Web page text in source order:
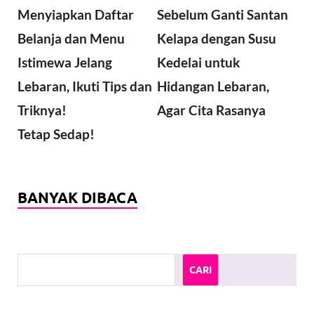
Menyiapkan Daftar
Belanja dan Menu
Istimewa Jelang
Lebaran, Ikuti Tips dan
Triknya!
Sebelum Ganti Santan
Kelapa dengan Susu
Kedelai untuk
Hidangan Lebaran,
Agar Cita Rasanya
Tetap Sedap!
BANYAK DIBACA
CARI